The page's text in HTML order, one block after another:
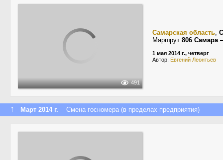
491
Самарская область,
Маршрут 806 Самара
1 мая 2014 г., четверг
Автор: Евгений Леонтьев
↑ Март 2014 г. Смена госномера (в пределах предприятия)